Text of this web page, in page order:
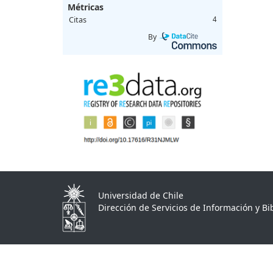
Métricas
Citas 4
By
Universidad de Chile
Dirección de Servicios de Información y